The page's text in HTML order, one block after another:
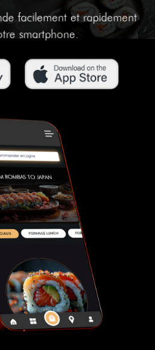
facilement et rapidement
smartphone.